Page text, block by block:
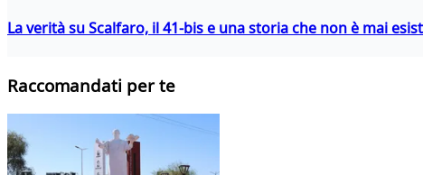
La verità su Scalfaro, il 41-bis e una storia che non è mai
Raccomandati per te